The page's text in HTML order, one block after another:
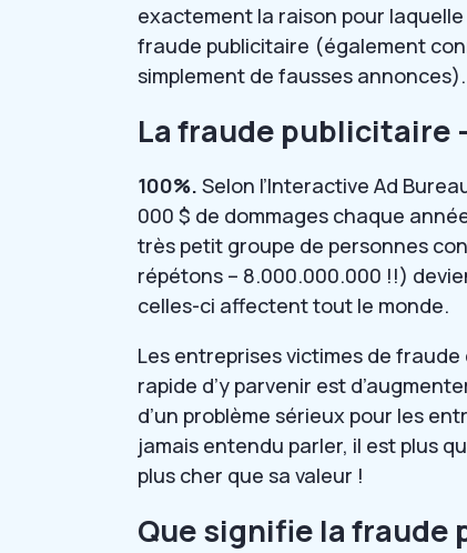
exactement la raison pour
fraude publicitaire (également
simplement de fausses annonces).
La fraude publicitaire
100%. Selon l’Interactive Ad
000 $ de dommages chaque
très petit groupe de personnes
répétons – 8.000.000.000 !!)
celles-ci affectent tout le monde.
Les entreprises victimes de
rapide d’y parvenir est
d’un problème sérieux pour les
jamais entendu parler, il est plus
plus cher que sa valeur !
Que signifie la fraude